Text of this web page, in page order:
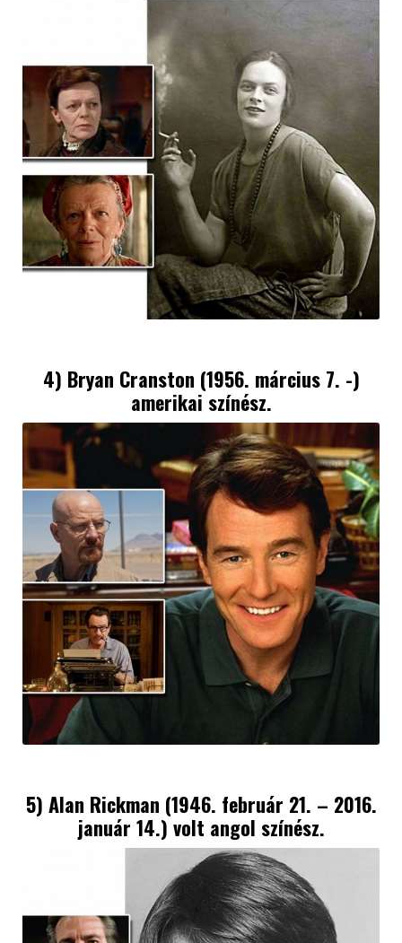
4) Bryan Cranston (1956. március 7. -)
amerikai színész.
5) Alan Rickman (1946. február 21. – 2016.
január 14.) volt angol színész.